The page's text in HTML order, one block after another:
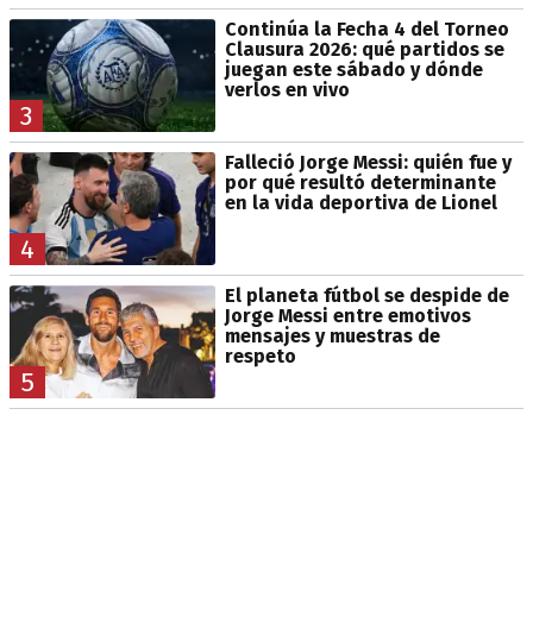
3
Continúa la Fecha 4 del Torneo
Clausura 2026: qué partidos se
juegan este sábado y dónde
verlos en vivo
4
Falleció Jorge Messi: quién fue y
por qué resultó determinante
en la vida deportiva de Lionel
5
El planeta fútbol se despide de
Jorge Messi entre emotivos
mensajes y muestras de
respeto